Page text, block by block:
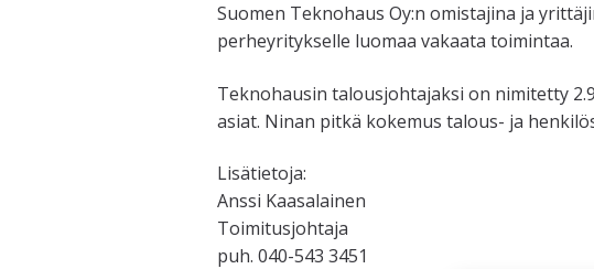
Suomen Teknohaus Oy:n omistajina ja
perheyritykselle luomaa vakaata toimintaa.
Teknohausin talousjohtajaksi on nimitetty
asiat. Ninan pitkä kokemus talous- ja
Lisätietoja:
Anssi Kaasalainen
Toimitusjohtaja
puh. 040-543 3451